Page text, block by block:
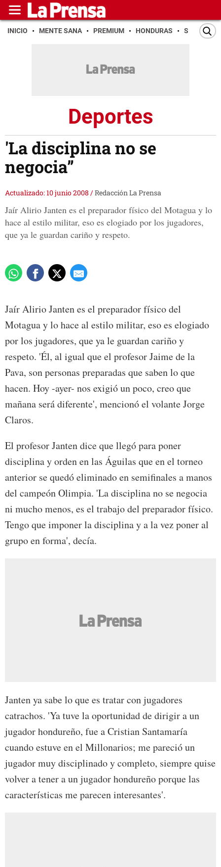
INICIO MENTE SANA PREMIUM HONDURAS SAN PEDRO
Deportes
'La disciplina no se
negocia”
Actualizado: 10 junio 2008 /Redacción La Prensa
Jaír Alirio Janten es el preparador físico del Motagua y lo
hace al estilo militar, eso es elogiado por los jugadores,
que ya le guardan cariño y respeto.
Jaír Alirio Janten es el preparador físico del
Motagua y lo hace al estilo militar, eso es elogiado
por los jugadores, que ya le guardan cariño y
respeto. 'Él, al igual que el profesor Jaime de la
Pava, son personas preparadas que saben lo que
hacen. Hoy -ayer- nos exigió un poco, creo que
mañana será diferente', mencionó el volante Jorge
Claros.
El profesor Janten dice que llegó para poner
disciplina y orden en las Águilas que en el torneo
anterior se quedó eliminado en semifinales a manos
del campeón Olimpia. 'La disciplina no se negocia
ni mucho menos, es el trabajo del preparador físico.
Tengo que imponer la disciplina y a la vez poner al
grupo en forma', decía.
Janten ya sabe lo que es tratar con jugadores
catrachos. 'Ya tuve la oportunidad de dirigir a un
jugador hondureño, fue a Cristian Santamaría
cuando estuve en el Millonarios; me pareció un
jugador muy disciplinado y completo, siempre quise
volver a tener a un jugador hondureño porque las
características me parecen interesantes'.